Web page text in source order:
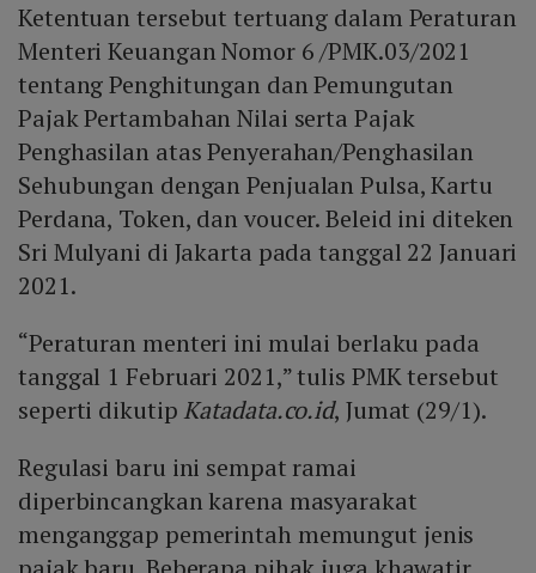
Ketentuan tersebut tertuang dalam Peraturan
Menteri Keuangan Nomor 6 /PMK.03/2021
tentang Penghitungan dan Pemungutan
Pajak Pertambahan Nilai serta Pajak
Penghasilan atas Penyerahan/Penghasilan
Sehubungan dengan Penjualan Pulsa, Kartu
Perdana, Token, dan voucer. Beleid ini diteken
Sri Mulyani di Jakarta pada tanggal 22 Januari
2021.
“Peraturan menteri ini mulai berlaku pada
tanggal 1 Februari 2021,” tulis PMK tersebut
seperti dikutip Katadata.co.id, Jumat (29/1).
Regulasi baru ini sempat ramai
diperbincangkan karena masyarakat
menganggap pemerintah memungut jenis